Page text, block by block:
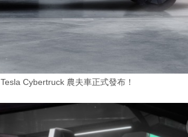
Tesla Cybertruck 農夫車正式發布！